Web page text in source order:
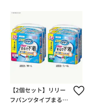
【2個セット】リリー
フパンツタイプまるで